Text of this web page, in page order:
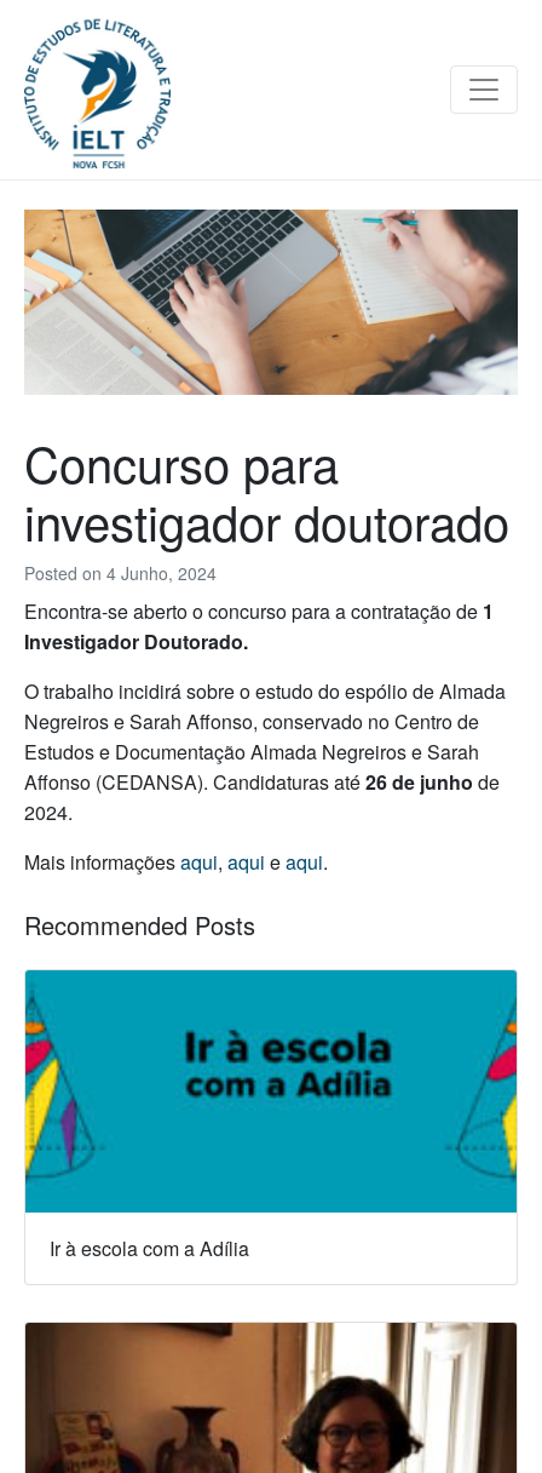
Posted on 4 Junho, 2024
Concurso para
investigador doutorado
Encontra-se aberto o concurso para a contratação de 1
Investigador Doutorado.
O trabalho incidirá sobre o estudo do espólio de Almada
Negreiros e Sarah Affonso, conservado no Centro de
Estudos e Documentação Almada Negreiros e Sarah
Affonso (CEDANSA). Candidaturas até26 de junho de
2024.
Mais informaçõesaqui, aqui eaqui.
Recommended Posts
Ir à escola com a Adília